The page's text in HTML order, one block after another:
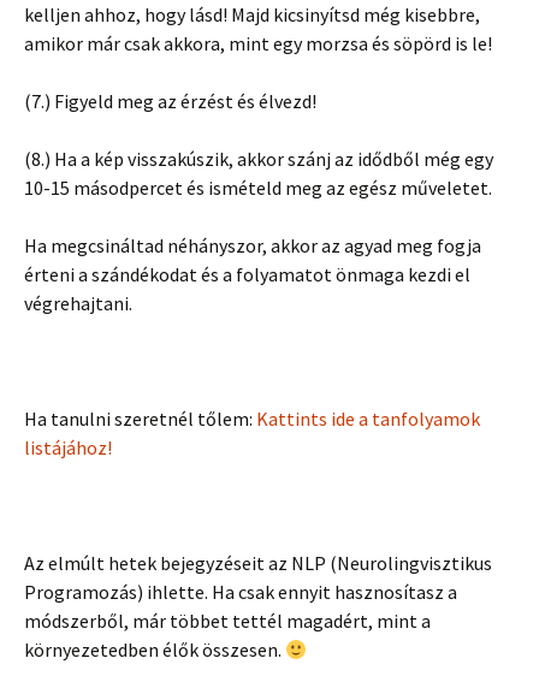
kelljen ahhoz, hogy lásd! Majd kicsinyítsd még kisebbre,
amikor már csak akkora, mint egy morzsa és söpörd is le!
(7.) Figyeld meg az érzést és élvezd!
(8.) Ha a kép visszakúszik, akkor szánj az idődből még egy
10-15 másodpercet és ismételd meg az egész műveletet.
Ha megcsináltad néhányszor, akkor az agyad meg fogja
érteni a szándékodat és a folyamatot önmaga kezdi el
végrehajtani.
Ha tanulni szeretnél tőlem: Kattints ide a tanfolyamok
listájához!
Az elmúlt hetek bejegyzéseit az NLP (Neurolingvisztikus
Programozás) ihlette. Ha csak ennyit hasznosítasz a
módszerből, már többet tettél magadért, mint a
környezetedben élők összesen.